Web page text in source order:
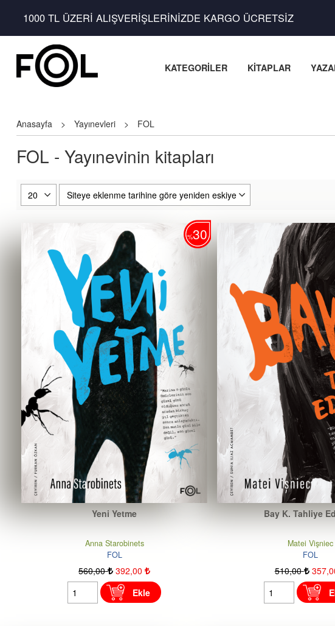
1000 TL ÜZERİ ALIŞVERİŞLERİNİZDE KARGO ÜCRETSİZ
KATEGORİLER KİTAPLAR
Anasayfa > Yayınevleri > FOL
FOL - Yayınevinin kitapları
%30
Yeni Yetme
Anna Starobinets
FOL
560,00 392,00
Ekle
Bay K. Tahliye
Matei Vişniec
FOL
510,00 357